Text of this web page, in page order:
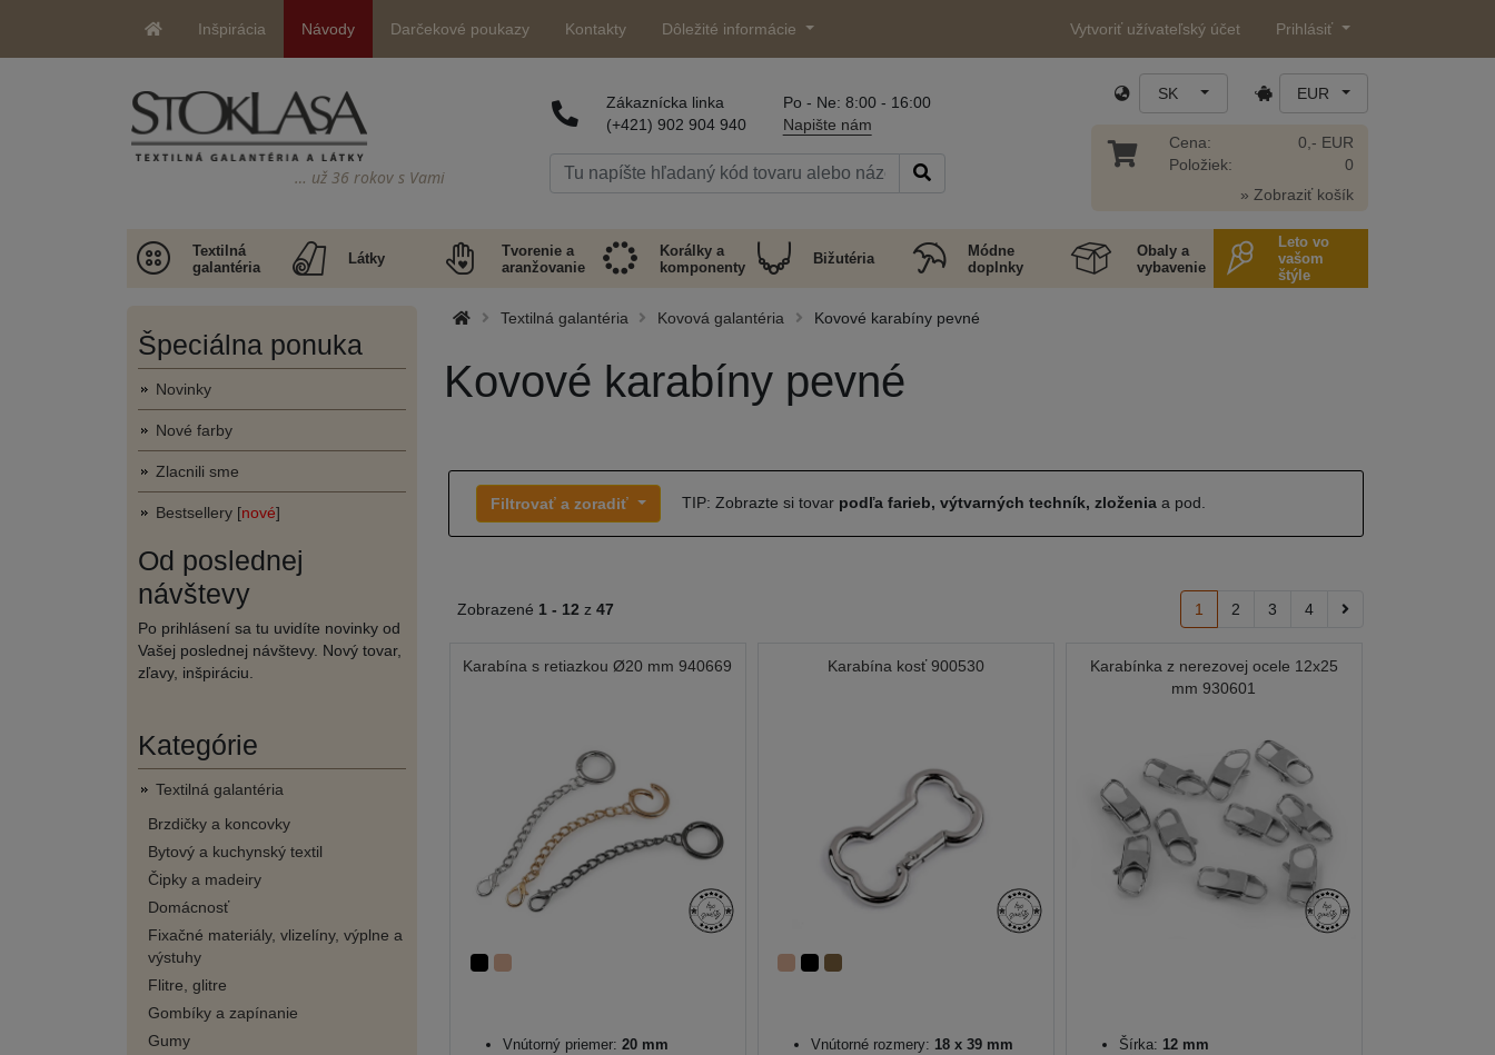
Inšpirácia Návody Darčekové poukazy Kontakty Dôležité informácie Vytvoriť užívateľský účet Prihlásiť
… už 36 rokov s Vami
Zákaznícka linka
(+421) 902 904 940
Po - Ne: 8:00 - 16:00
Napište nám
SK EUR
Cena:
Položiek:
0,- EUR
0
» Zobraziť košík
Textilná
galantéria
Látky
Tvorenie a
aranžovanie
Korálky a
komponenty
Bižutéria
Módne
doplnky
Obaly a
vybavenie
Leto vo
vašom
štýle
Špeciálna ponuka
Novinky
Nové farby
Zlacnili sme
Bestsellery [nové]
Od poslednej
návštevy
Po prihlásení sa tu uvidíte novinky od
Vašej poslednej návštevy. Nový tovar,
zľavy, inšpiráciu.
Kategórie
Textilná galantéria
Brzdičky a koncovky
Bytový a kuchynský textil
Čipky a madeiry
Domácnosť
Fixačné materiály, vlizelíny, výplne a
výstuhy
Flitre, glitre
Gombíky a zapínanie
Gumy
Textilná galantéria Kovová galantéria Kovové karabíny pevné
Kovové karabíny pevné
Filtrovať a zoradiť TIP: Zobrazte si tovar podľa farieb, výtvarných techník, zloženiaa pod.
Zobrazené 1 - 12 z 47 1 2 3 4
Karabína s retiazkou Ø20 mm 940669
Vnútorný priemer: 20 mm
Karabína kosť 900530
Vnútorné rozmery: 18 x 39 mm
Karabínka z nerezovej ocele 12x25
mm 930601
Šírka: 12 mm